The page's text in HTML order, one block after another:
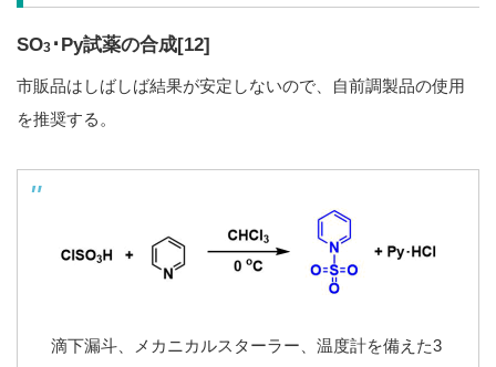
SO3 ･Py試薬の合成[12]
市販品はしばしば結果が安定しないので、自前調製品の使用
を推奨する。
滴下漏斗、メカニカルスターラー、温度計を備えた3